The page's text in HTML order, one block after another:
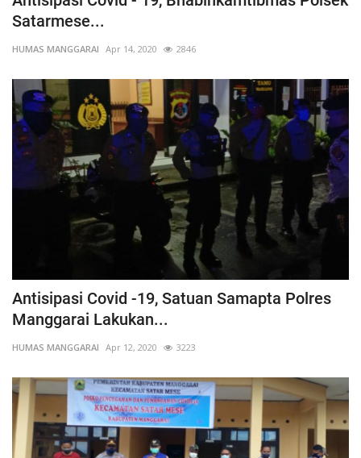
Satarmese...
HUMAS MANGGARAI Apr 14, 2020 2846
Antisipasi Covid -19, Satuan Samapta Polres
Manggarai Lakukan...
HUMAS MANGGARAI Apr 12, 2020 3223